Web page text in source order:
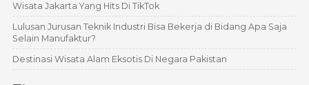
Wisata Jakarta Yang Hits Di TikTok
Lulusan Jurusan Teknik Industri Bisa Bekerja di Bidang Apa Saja
Selain Manufaktur?
Destinasi Wisata Alam Eksotis Di Negara Pakistan